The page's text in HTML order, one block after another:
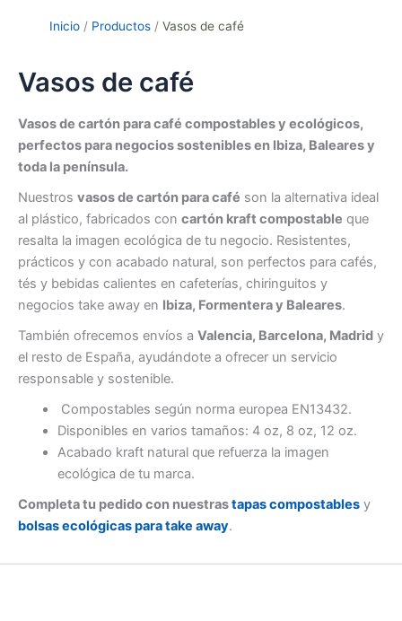
Inicio Productos Vasos de café
Vasos de café
Vasos de cartón para café compostables y ecológicos,
perfectos para negocios sostenibles en Ibiza, Baleares y
toda la península.
Nuestros vasos de cartón para café son la alternativa ideal
al plástico, fabricados con cartón kraft compostable que
resalta la imagen ecológica de tu negocio. Resistentes,
prácticos y con acabado natural, son perfectos para cafés,
tés y bebidas calientes en cafeterías, chiringuitos y
negocios take away en Ibiza, Formentera y Baleares.
También ofrecemos envíos a Valencia, Barcelona, Madrid y
el resto de España, ayudándote a ofrecer un servicio
responsable y sostenible.
Compostables según norma europea EN13432.
Disponibles en varios tamaños: 4 oz, 8 oz, 12 oz.
Acabado kraft natural que refuerza la imagen
ecológica de tu marca.
Completa tu pedido con nuestrastapas compostables y
bolsas ecológicas para take away.